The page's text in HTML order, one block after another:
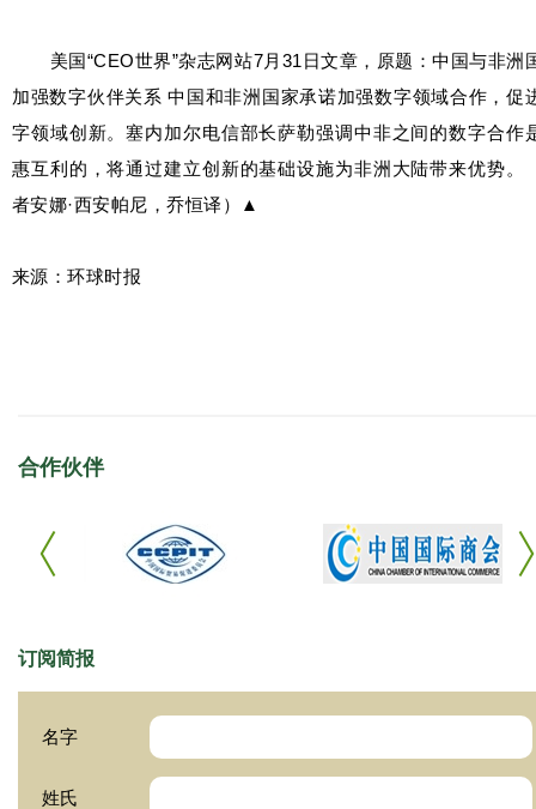
美国“CEO世界”杂志网站7月31日文章，原题：中国与非洲
加强数字伙伴关系 中国和非洲国家承诺加强数字领域合作，促
字领域创新。塞内加尔电信部长萨勒强调中非之间的数字合作
惠互利的，将通过建立创新的基础设施为非洲大陆带来优势。
者安娜·西安帕尼，乔恒译）▲
来源：环球时报
合作伙伴
订阅简报
名字
姓氏